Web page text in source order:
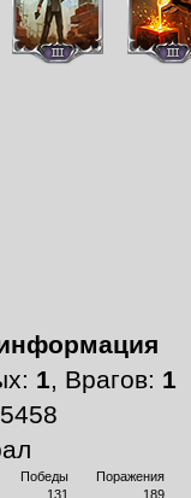
1, Врагов: 1
Победы
Поражения
131
189